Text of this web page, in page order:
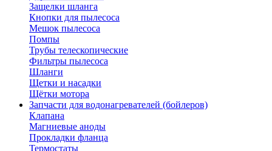
Защелки шланга
Кнопки для пылесоса
Мешок пылесоса
Помпы
Трубы телескопические
Фильтры пылесоса
Шланги
Щетки и насадки
Щётки мотора
Запчасти для водонагревателей (бойлеров)
Клапана
Магниевые аноды
Прокладки фланца
Термостаты